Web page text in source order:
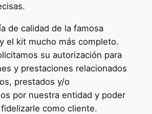
de calidad de la famosa
el kit mucho más completo.
su autorización para
y prestaciones relacionados
prestados y/o
por nuestra entidad y poder
como cliente.